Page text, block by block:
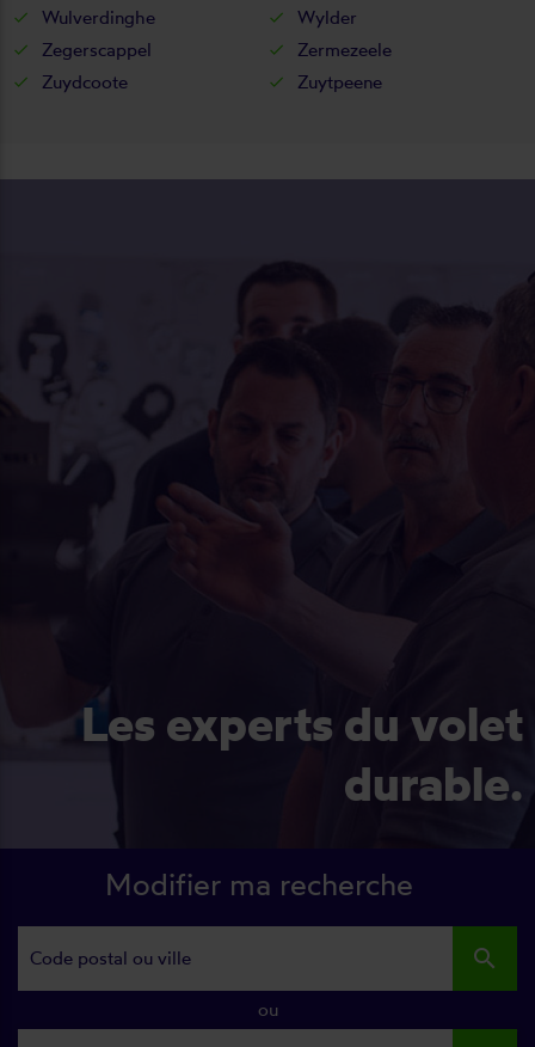
Wulverdinghe
Wylder
Zegerscappel
Zermezeele
Zuydcoote
Zuytpeene
Les experts du volet
durable.
Modifier ma recherche
search
ou